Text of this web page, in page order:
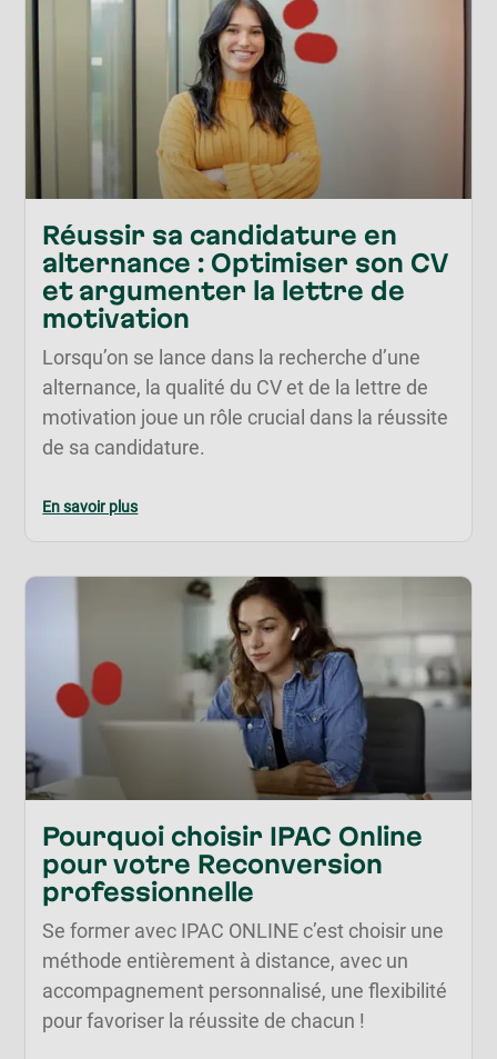
Réussir sa candidature en
alternance : Optimiser son CV
et argumenter la lettre de
motivation
Lorsqu’on se lance dans la recherche d’une
alternance, la qualité du CV et de la lettre de
motivation joue un rôle crucial dans la réussite
de sa candidature.
En savoir plus
Pourquoi choisir IPAC Online
pour votre Reconversion
professionnelle
Se former avec IPAC ONLINE c’est choisir une
méthode entièrement à distance, avec un
accompagnement personnalisé, une flexibilité
pour favoriser la réussite de chacun !